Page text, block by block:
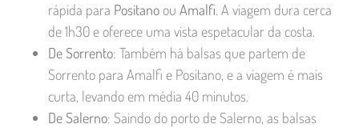
rápida para Positano ou Amalfi. A viagem dura cerca
de 1h30 e oferece uma vista espetacular da costa.
De Sorrento: Também há balsas que partem de
Sorrento para Amalfi e Positano, e a viagem é mais
curta, levando em média 40 minutos.
De Salerno: Saindo do porto de Salerno, as balsas